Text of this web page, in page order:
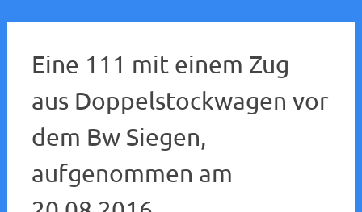
Eine 111 mit einem Zug
aus Doppelstockwagen vor
dem Bw Siegen,
aufgenommen am